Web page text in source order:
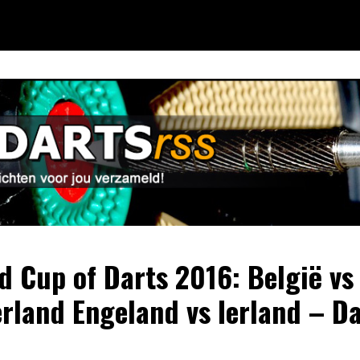
Cup of Darts 2016: België vs
Engeland vs Ierland –